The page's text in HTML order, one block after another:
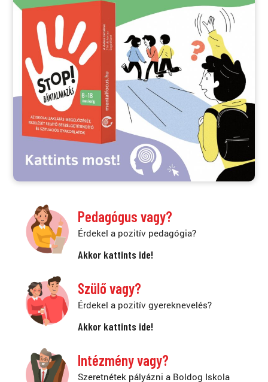
Pedagógus vagy?
Érdekel a pozitív pedagógia?
Akkor kattints ide!
Szülő vagy?
Érdekel a pozitív gyereknevelés?
Akkor kattints ide!
Intézmény vagy?
Szeretnétek pályázni a Boldog Iskola